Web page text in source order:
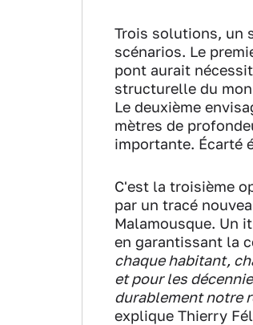
Trois solutions, un
scénarios. Le
pont aurait
structurelle du
Le deuxième
mètres de
importante. Écarté
C'est la troisième
par un tracé
Malamousque. Un
en garantissant la
chaque habitant,
et pour les
durablement notre
explique Thierry